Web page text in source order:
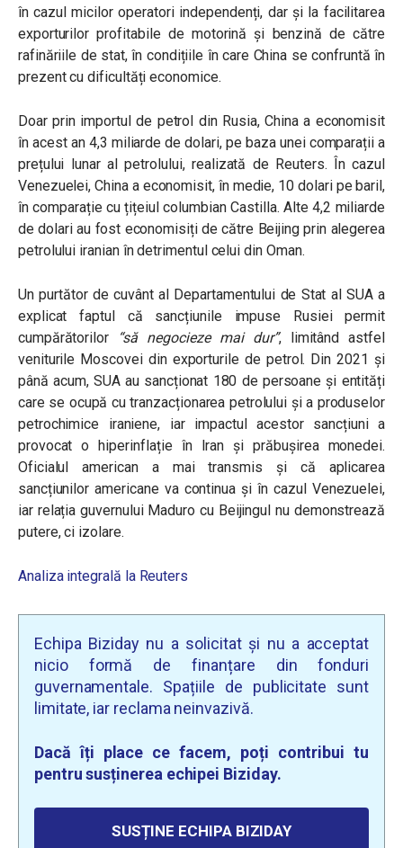
în cazul micilor operatori independenți, dar și la facilitarea
exporturilor profitabile de motorină și benzină de către
rafinăriile de stat, în condițiile în care China se confruntă în
prezent cu dificultăți economice.
Doar prin importul de petrol din Rusia, China a economisit
în acest an 4,3 miliarde de dolari, pe baza unei comparații a
prețului lunar al petrolului, realizată de Reuters. În cazul
Venezuelei, China a economisit, în medie, 10 dolari pe baril,
în comparație cu țițeiul columbian Castilla. Alte 4,2 miliarde
de dolari au fost economisiți de către Beijing prin alegerea
petrolului iranian în detrimentul celui din Oman.
Un purtător de cuvânt al Departamentului de Stat al SUA a
explicat faptul că sancțiunile impuse Rusiei permit
cumpărătorilor
“să negocieze mai dur”, limitând astfel
veniturile Moscovei din exporturile de petrol. Din 2021 și
până acum, SUA au sancționat 180 de persoane și entități
care se ocupă cu tranzacționarea petrolului și a produselor
petrochimice iraniene, iar impactul acestor sancțiuni a
provocat o hiperinflație în Iran și prăbușirea monedei.
Oficialul american a mai transmis și că aplicarea
sancțiunilor americane va continua și în cazul Venezuelei,
iar relația guvernului Maduro cu Beijingul nu demonstrează
putere, ci izolare.
Analiza integrală la Reuters
Echipa Biziday nu a solicitat și nu a acceptat
nicio formă de finanțare din fonduri
guvernamentale. Spațiile de publicitate sunt
limitate, iar reclama neinvazivă.
Dacă îți place ce facem, poți contribui tu
pentru susținerea echipei Biziday.
SUSȚINE ECHIPA BIZIDAY